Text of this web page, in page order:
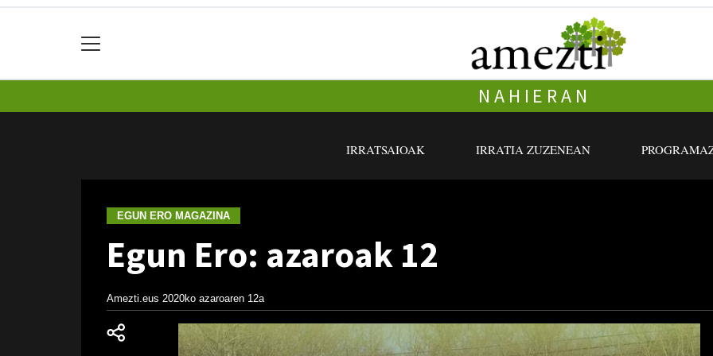
NAHIERAN
IRRATSAIOAK IRRATIA ZUZENEAN
EGUN ERO MAGAZINA
Egun Ero: azaroak 12
Amezti.eus 2020ko azaroaren 12a